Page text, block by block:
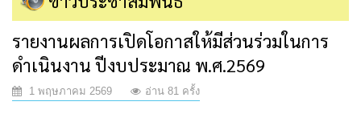
รายงานผลการเปิดโอกาสให้มีส่วนร่วมในการ
ดำเนินงาน ปีงบประมาณ พ.ศ.2569
1 พฤษภาคม 2569 อ่าน 81 ครั้ง